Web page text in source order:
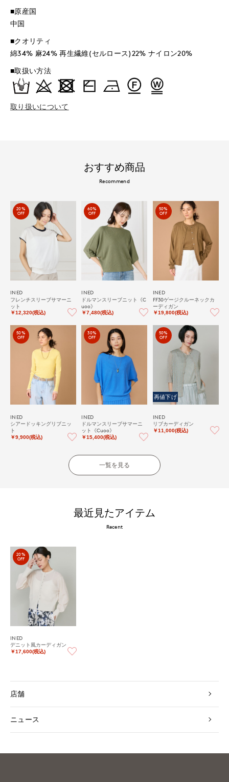
■原産国
中国
■クオリティ
綿34% 麻24% 再生繊維(セルロース)22% ナイロン20%
■取扱い方法
取り扱いについて
おすすめ商品
Recommend
20%
OFF
INED
フレンチスリーブサマーニ
ット
￥12,320(税込)
60%
OFF
INED
ドルマンスリーブニット《C
uoo》
￥7,480(税込)
50%
OFF
INED
FF30ゲージクルーネックカ
ーディガン
￥19,800(税込)
50%
OFF
INED
シアードッキングリブニッ
ト
￥9,900(税込)
30%
OFF
INED
ドルマンスリーブサマーニ
ット《Cuoo》
￥15,400(税込)
50%
OFF
再値下げ
INED
リブカーディガン
￥11,000(税込)
一覧を見る
最近見たアイテム
Recent
20%
OFF
INED
デニット風カーディガン
￥17,600(税込)
店舗
ニュース